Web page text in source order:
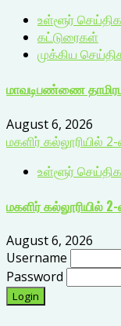
உள்ளூர்
கட்டுரைகள்
முக்கிய
மாவடிபண்ணை
August 6, 2026
மகளிர் கல்லூரியில்
உள்ளூர்
மகளிர் கல்லூரியில்
August 6, 2026
Username
Password